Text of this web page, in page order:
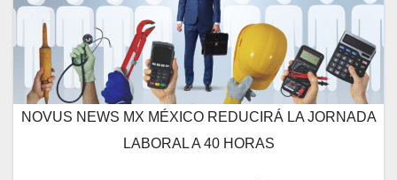
NOVUS NEWS MX MÉXICO REDUCIRÁ LA JORNADA
LABORAL A 40 HORAS